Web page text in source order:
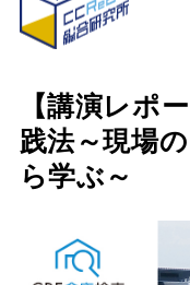
【講演レポ
践法～現場
ら学ぶ～